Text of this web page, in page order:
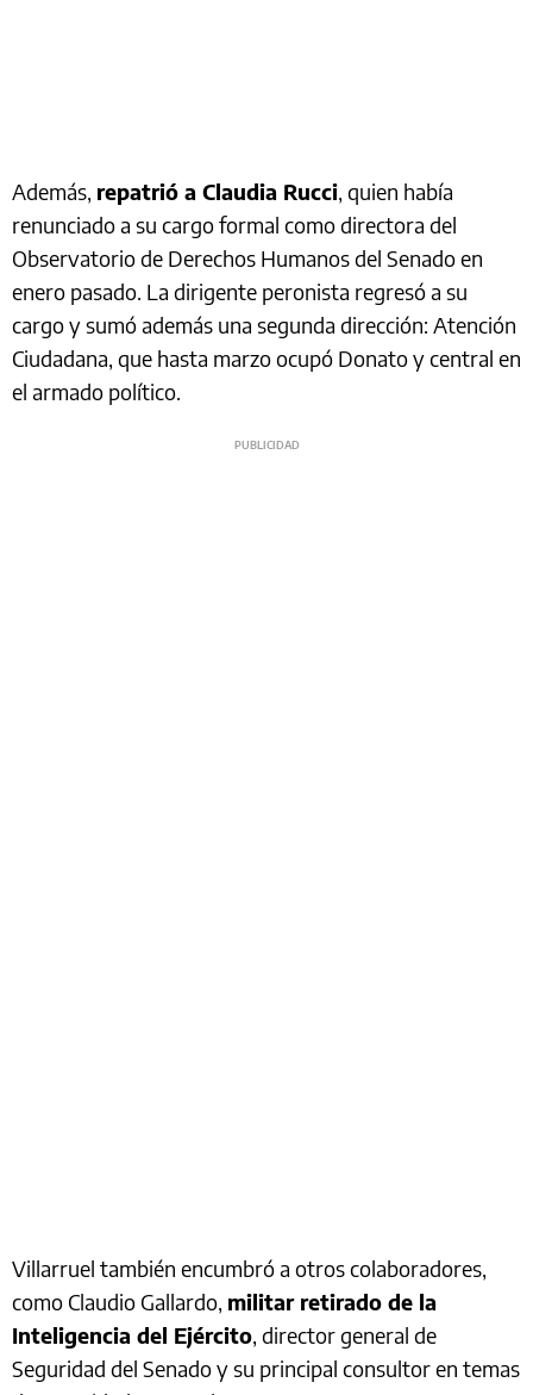
Además, repatrió a Claudia Rucci, quien había
renunciado a su cargo formal como directora del
Observatorio de Derechos Humanos del Senado en
enero pasado. La dirigente peronista regresó a su
cargo y sumó además una segunda dirección: Atención
Ciudadana, que hasta marzo ocupó Donato y central en
el armado político.
Villarruel también encumbró a otros colaboradores,
como Claudio Gallardo, militar retirado de la
Inteligencia del Ejército, director general de
Seguridad del Senado y su principal consultor en temas